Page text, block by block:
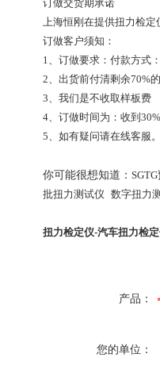
订做交货期承诺
上海恒刚在提供扭力检
订做客户须知：
1、订做要求：付款方式
2、出货前付清剩余70%
3、我们是不收取样板费
4、订做时间为：收到
5、如有疑问请在线客服
你可能很想知道：
批扭力测试仪 数字扭力
扭力检定仪-汽车扭力检
产品：
您的单位：